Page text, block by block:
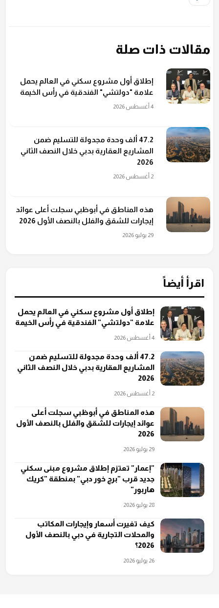
مقالات ذات صلة
إطلاق أول مشروع سكني في العالم يحمل
علامة "دولتشي" الفندقية في رأس الخيمة
4 أغسطس 2026
47.2 ألف وحدة مجدولة للتسليم ضمن
المشاريع العقارية بدبي خلال النصف الثاني
2026
2 أغسطس 2026
هذه المناطق في أبوظبي سجلت أعلى عوائد
إيجارات للشقق والفلل بالنصف الأول 2026
29 يوليو 2026
اقرأ أيضاً
إطلاق أول مشروع سكني في العالم يحمل
علامة "دولتشي" الفندقية في رأس الخيمة
4 أغسطس 2026
47.2 ألف وحدة مجدولة للتسليم ضمن
المشاريع العقارية بدبي خلال النصف الثاني
2026
2 أغسطس 2026
هذه المناطق في أبوظبي سجلت أعلى
عوائد إيجارات للشقق والفلل بالنصف الأول
2026
29 يوليو 2026
"إعمار" تعتزم إطلاق مشروع مبنى سكني
جديد قرب "برج خور دبي" بمنطقة "كريك
هاربور"
28 يوليو 2026
كيف تغيرت أسعار وإيجارات المكاتب
والمحلات التجارية في دبي بالنصف الأول
2026؟
26 يوليو 2026